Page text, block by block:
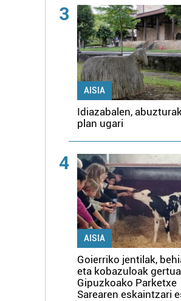
3
AISIA
Idiazabalen,
plan ugari
4
AISIA
Goierriko jentilak,
eta kobazuloak
Gipuzkoako Parketxe
Sarearen eskaintzari